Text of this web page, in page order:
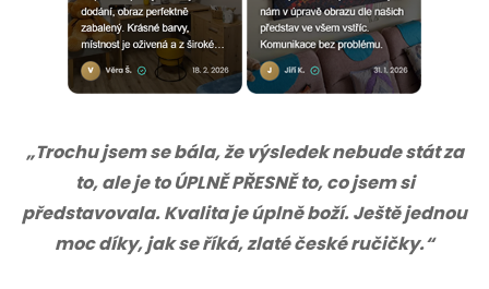
„Trochu jsem se bála, že výsledek nebude stát za
to, ale je to ÚPLNĚ PŘESNĚ to, co jsem si
představovala. Kvalita je úplně boží. Ještě jednou
moc díky, jak se říká, zlaté české ručičky.“